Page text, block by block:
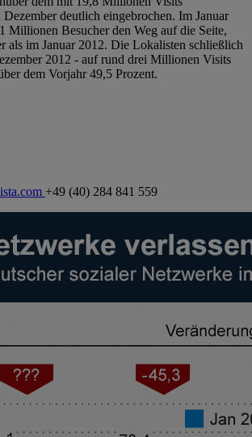
deutlich eingebrochen. Im Januar
Millionen Besucher den Weg auf die Seite,
als im Januar 2012. Die Lokalisten schließlich
2012 - auf rund drei Millionen Visits
dem Vorjahr 49,5 Prozent.
+49 (40) 284 841 559